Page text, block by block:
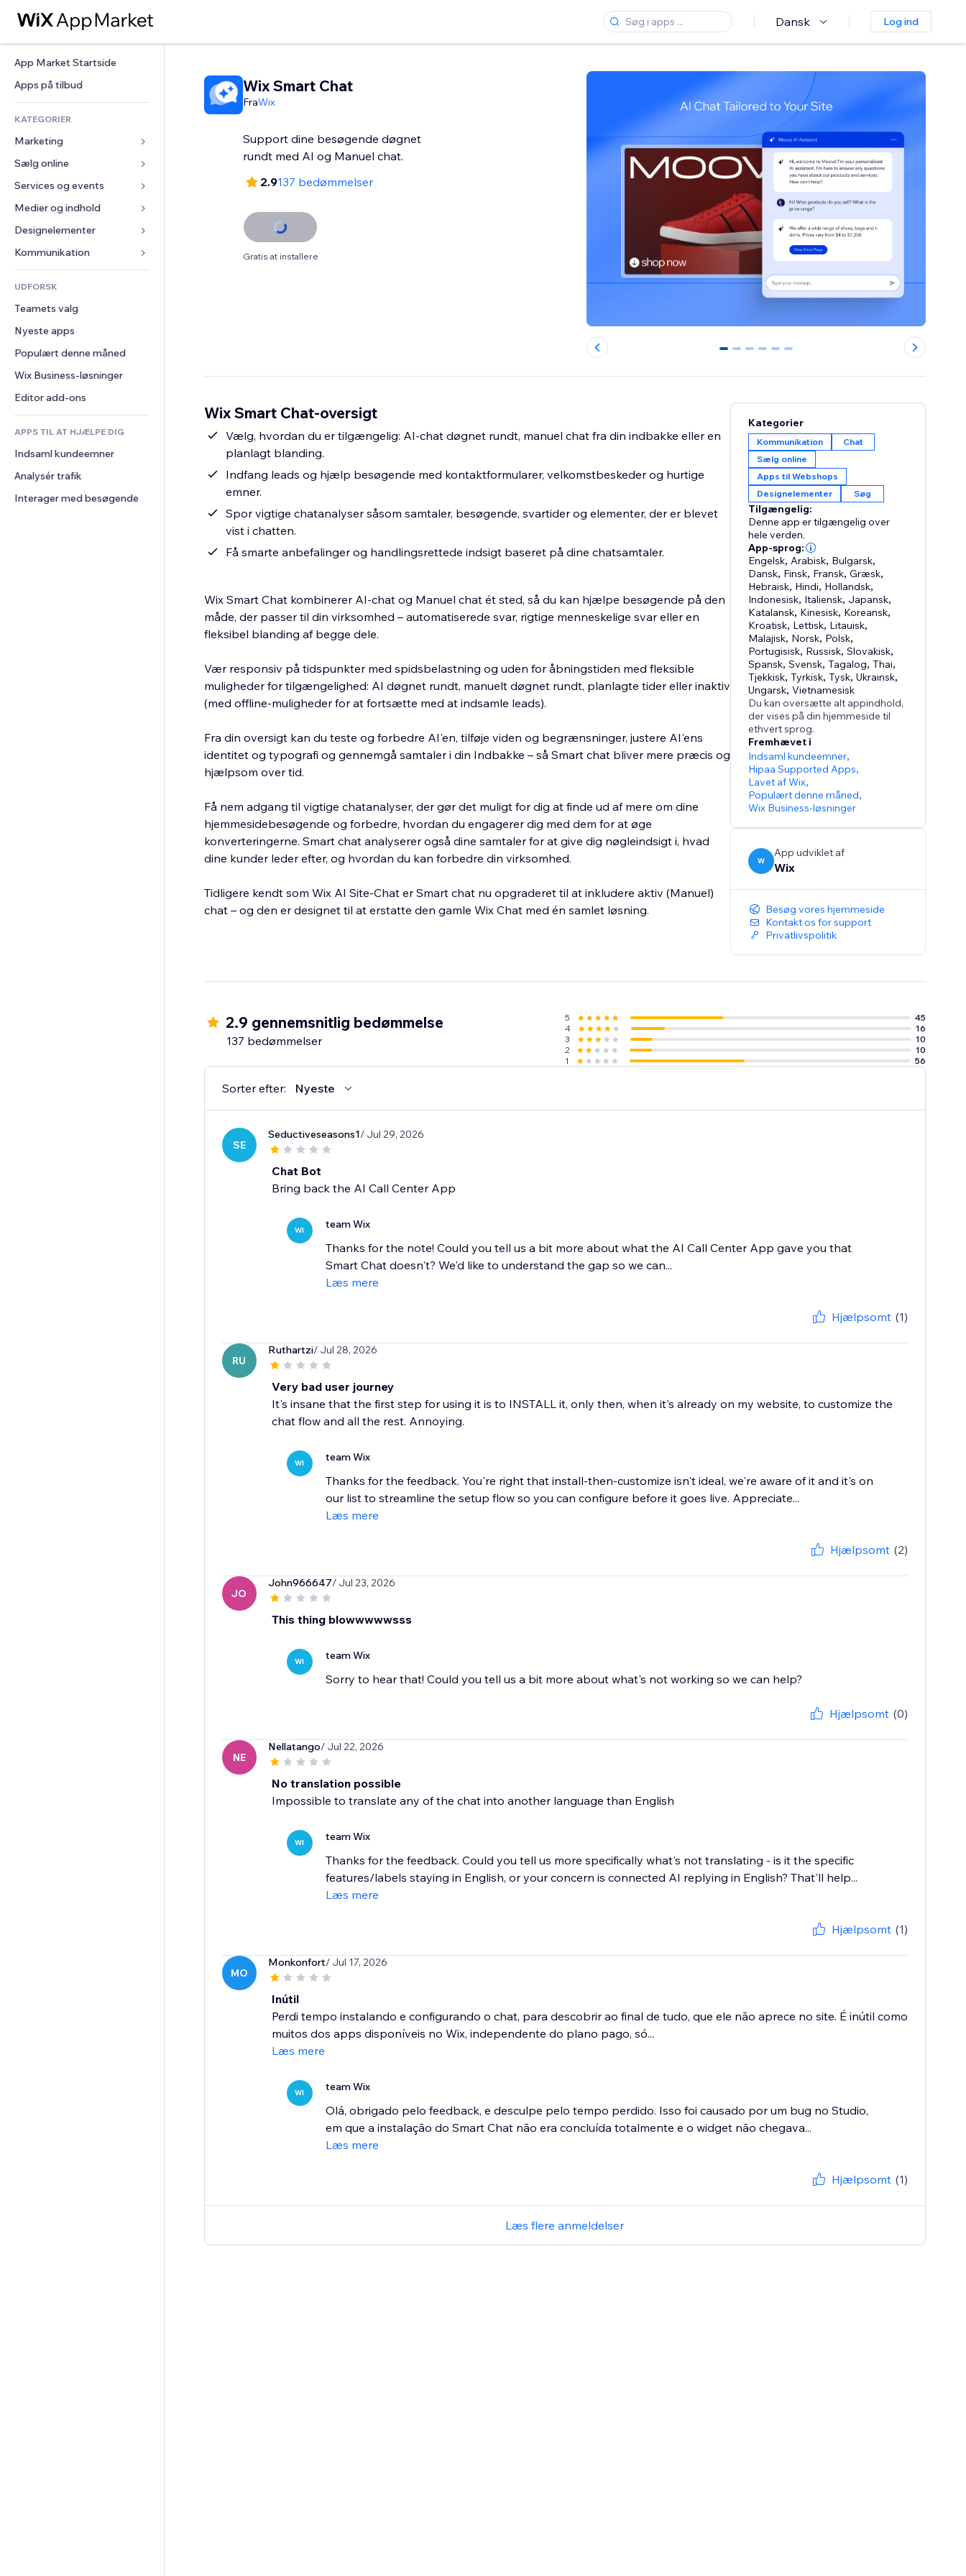
Dansk Log ind
App Market Startside
Apps på tilbud
KATEGORIER
Marketing
Annoncer
Mobil
Statistikker
Hjemmesideregister
E-mail
Sælg online
Apps til Webshops
Forsendelse og levering
Sælg-knapper
Bogføring
Kuponer og loyalitet
Lagerløsninger
Services og events
Hoteller
Events
Restauranter
Ejendomshandel
Bookinger
Medier og indhold
Galleri
Musik
Podcasts
Fotografi
Video
PDF
Fildeling
Nyheder
Designelementer
Kort og Navigation
Privatliv & Sikkerhed
Ur
Sideskabeloner
Billedeffekter
Knapper og menuer
Bannere og badges
Lommeregnere
Søg
Vejr
Diagrammer og tabeller
Formularer
Meningsmålinger
Chat
Kommentarer
Telefon
Fællesskab
Anmeldelser og anbefalinger
CRM
UDFORSK
Teamets valg
Nyeste apps
Populært denne måned
Wix Business-løsninger
Editor add-ons
APPS TIL AT HJÆLPE DIG
Indsaml kundeemner
Analysér trafik
Interager med besøgende
Wix Smart Chat
FraWix
Support dine besøgende døgnet
rundt med AI og Manuel chat.
2.9137 bedømmelser
Gratis at installere
0 1 2 3 4 5
Wix Smart Chat-oversigt
Vælg, hvordan du er tilgængelig: AI-chat døgnet rundt, manuel chat fra din indbakke eller en
planlagt blanding.
Indfang leads og hjælp besøgende med kontaktformularer, velkomstbeskeder og hurtige
emner.
Spor vigtige chatanalyser såsom samtaler, besøgende, svartider og elementer, der er blevet
vist i chatten.
Få smarte anbefalinger og handlingsrettede indsigt baseret på dine chatsamtaler.
Wix Smart Chat kombinerer AI-chat og Manuel chat ét sted, så du kan hjælpe besøgende på den
måde, der passer til din virksomhed – automatiserede svar, rigtige menneskelige svar eller en
fleksibel blanding af begge dele.
Vær responsiv på tidspunkter med spidsbelastning og uden for åbningstiden med fleksible
muligheder for tilgængelighed: AI døgnet rundt, manuelt døgnet rundt, planlagte tider eller inaktiv
(med offline-muligheder for at fortsætte med at indsamle leads).
Fra din oversigt kan du teste og forbedre AI'en, tilføje viden og begrænsninger, justere AI'ens
identitet og typografi og gennemgå samtaler i din Indbakke – så Smart chat bliver mere præcis og
hjælpsom over tid.
Få nem adgang til vigtige chatanalyser, der gør det muligt for dig at finde ud af mere om dine
hjemmesidebesøgende og forbedre, hvordan du engagerer dig med dem for at øge
konverteringerne. Smart chat analyserer også dine samtaler for at give dig nøgleindsigt i, hvad
dine kunder leder efter, og hvordan du kan forbedre din virksomhed.
Tidligere kendt som Wix AI Site-Chat er Smart chat nu opgraderet til at inkludere aktiv (Manuel)
Kategorier
Kommunikation
Chat
Sælg online
Apps til Webshops
Designelementer
Søg
Tilgængelig:
Denne app er tilgængelig over
hele verden.
App-sprog:
Engelsk, Arabisk, Bulgarsk,
Dansk, Finsk, Fransk,Græsk,
Hebraisk, Hindi, Hollandsk,
Indonesisk, Italiensk, Japansk,
Katalansk, Kinesisk, Koreansk,
Kroatisk, Lettisk, Litauisk,
Malajisk, Norsk, Polsk,
Portugisisk, Russisk,Slovakisk,
Spansk,Svensk,Tagalog,Thai,
Tjekkisk,Tyrkisk,Tysk,Ukrainsk,
Ungarsk,Vietnamesisk
Du kan oversætte alt appindhold,
der vises på din hjemmeside til
ethvert sprog.
Fremhævet i
Indsaml kundeemner,
Hipaa Supported Apps,
Lavet af Wix,
Populært denne måned,
Wix Business-løsninger
W
App udviklet af
Wix
Besøg vores hjemmeside
Kontakt os for support
Privatlivspolitik
2.9 gennemsnitlig bedømmelse
137 bedømmelser
5
45
4
16
3
10
2
10
1
56
Sorter efter: Nyeste
SE
Seductiveseasons1/ Jul 29, 2026
Chat Bot
Bring back the AI Call Center App
WI team Wix
Thanks for the note! Could you tell us a bit more about what the AI Call Center App gave you that
Smart Chat doesn't? We'd like to understand the gap so we can...
Læs mere
Hjælpsomt (1)
RU
Ruthartzi/ Jul 28, 2026
Very bad user journey
It's insane that the first step for using it is to INSTALL it, only then, when it's already on my website, to customize the
chat flow and all the rest. Annoying.
WI team Wix
Thanks for the feedback. You're right that install-then-customize isn't ideal, we're aware of it and it's on
our list to streamline the setup flow so you can configure before it goes live. Appreciate...
Læs mere
Hjælpsomt (2)
JO
John966647/ Jul 23, 2026
This thing blowwwwwsss
WI team Wix
Hjælpsomt (0)
NE
Nellatango/ Jul 22, 2026
No translation possible
Impossible to translate any of the chat into another language than English
WI team Wix
Thanks for the feedback. Could you tell us more specifically what's not translating - is it the specific
features/labels staying in English, or your concern is connected AI replying in English? That'll help...
Læs mere
Hjælpsomt (1)
MO
Monkonfort/ Jul 17, 2026
Inútil
Perdi tempo instalando e configurando o chat, para descobrir ao final de tudo, que ele não aprece no site. É inútil como
muitos dos apps disponíveis no Wix, independente do plano pago, só...
Læs mere
WI team Wix
Olá, obrigado pelo feedback, e desculpe pelo tempo perdido. Isso foi causado por um bug no Studio,
em que a instalação do Smart Chat não era concluída totalmente e o widget não chegava...
Læs mere
Hjælpsomt (1)
Læs flere anmeldelser